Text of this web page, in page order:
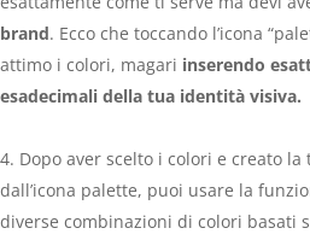
brand. Ecco che toccando l’icona
attimo i colori, magari inserendo
esadecimali della tua identità visiva.
Dopo aver scelto i colori e creato
dall’icona palette, puoi usare la
diverse combinazioni di colori basati